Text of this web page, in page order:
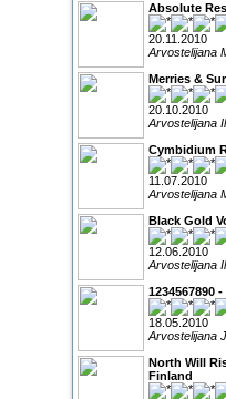
Absolute
20.11.2010
Arvostelijana
Merries &
20.10.2010
Arvostelijana
Cymbidium
11.07.2010
Arvostelijana
Black Gold
12.06.2010
Arvostelijana
1234567890
18.05.2010
Arvostelijana
North Will
Finland